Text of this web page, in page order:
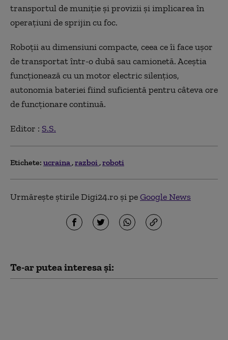
transportul de muniție și provizii și implicarea în
operațiuni de sprijin cu foc.
Roboții au dimensiuni compacte, ceea ce îi face ușor
de transportat într-o dubă sau camionetă. Aceștia
funcționează cu un motor electric silențios,
autonomia bateriei fiind suficientă pentru câteva ore
de funcționare continuă.
Editor : S.S.
Etichete: ucraina razboi roboti
Urmărește știrile Digi24.ro și peGoogle News
Te-ar putea interesa și: